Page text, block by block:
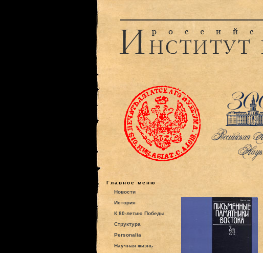
Главное меню
Новости
История
К 80-летию Победы
Структура
Personalia
Научная жизнь